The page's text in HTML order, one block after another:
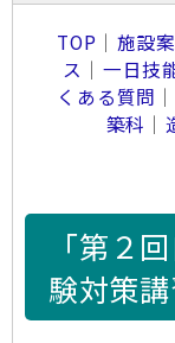
TOP ｜ 施設
ス ｜ 一日技
くある質問 ｜
築科 ｜
「第２
験対策